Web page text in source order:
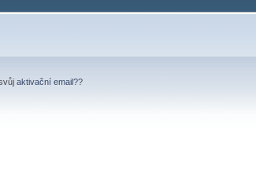
svůjaktivační email??